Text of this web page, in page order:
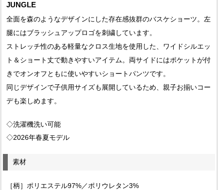
JUNGLE
全面を森のようなデザインにした存在感抜群のバスケショーツ。左
腿にはブラッシュアップロゴを刺繍しています。
ストレッチ性のある軽量なクロス生地を使用した、ワイドシルエッ
ト＆ショート丈で動きやすいアイテム。両サイドにはポケットが付
きでオンオフともに使いやすいショートパンツです。
同じデザインで子供用サイズも展開しているため、親子お揃いコー
デも楽しめます。
◇洗濯機洗い可能
◇2026年春夏モデル
素材
［柄］ポリエステル97%／ポリウレタン3%